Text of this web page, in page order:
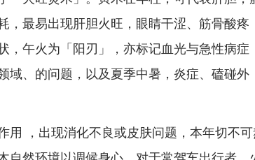
最易出现肝胆火旺，眼睛干涩、筋骨酸疼
午火为「阳刃」，亦标记血光与急性病症
域、的问题，以及夏季中暑，炎症、磕碰外
用 ，出现消化不良或皮肤问题，本年切不